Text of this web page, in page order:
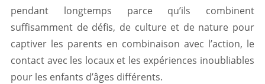
pendant longtemps parce qu’ils combinent
suffisamment de défis, de culture et de nature pour
captiver les parents en combinaison avec l’action, le
contact avec les locaux et les expériences inoubliables
pour les enfants d’âges différents.